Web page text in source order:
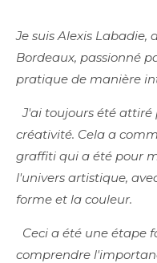
Je suis Alexis
Bordeaux, passionné
pratique de manière
J'ai toujours été
créativité. Cela a
graffiti qui a été pour
l'univers artistique,
forme et la couleur.
Ceci a été une étape
comprendre